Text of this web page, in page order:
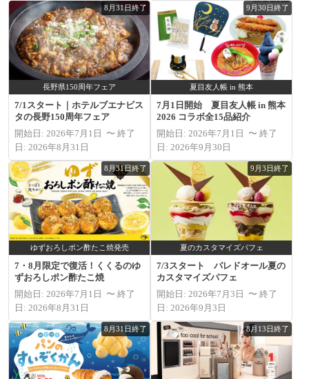
8月31日終了
長野県150周年フェア
7/1スタート｜ホテルブエナビス
タの長野150周年フェア
開始日: 2026年7月1日 〜 終了
日: 2026年8月31日
9月30日終了
夏目友人帳 in 熊本
7月1日開始 夏目友人帳 in 熊本
2026 コラボ全15品紹介
開始日: 2026年7月1日 〜 終了
日: 2026年9月30日
8月31日終了
ゆずおろしポン酢たこ焼発売
7・8月限定で復活！くくるのゆ
ずおろしポン酢たこ焼
開始日: 2026年7月1日 〜 終了
日: 2026年8月31日
9月3日終了
夏のカスタマイズパフェ
7/3スタート パレドオール夏の
カスタマイズパフェ
開始日: 2026年7月3日 〜 終了
日: 2026年9月3日
8月31日終了 8月13日終了